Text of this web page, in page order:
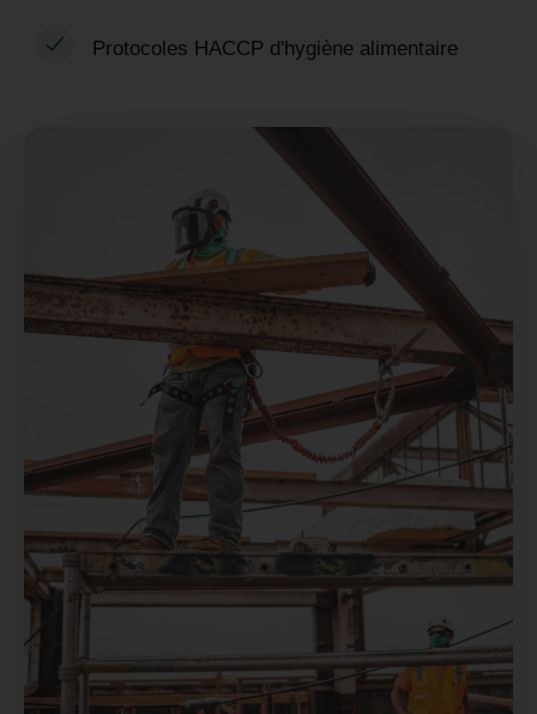
Protocoles HACCP d'hygiène alimentaire